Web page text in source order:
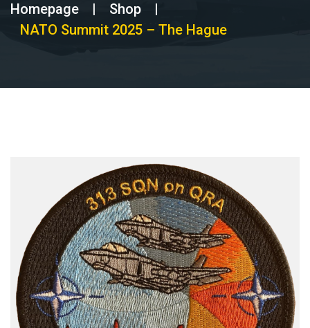
Homepage | Shop
|
NATO Summit 2025 – The Hague